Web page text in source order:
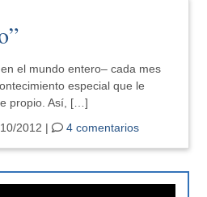
el mundo entero– cada mes
especial que le
propio. Así, […]
2012 | 4 comentarios